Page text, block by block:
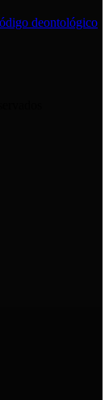
deontológico